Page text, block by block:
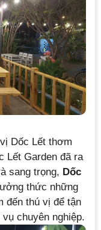
Dốc Lết thơm
Lết Garden đã ra
sang trọng, Dốc
thức những
đến thú vị để tận
chuyên nghiệp.